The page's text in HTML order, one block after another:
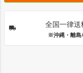
全国一律送
※沖縄・離島